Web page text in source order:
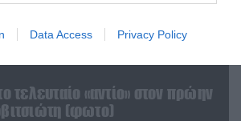
Data Access Privacy Policy
τελευταίο «αντίο» στον πρώην
(φωτο)